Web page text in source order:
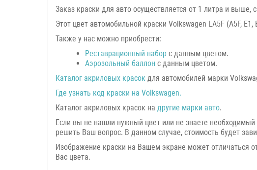
Заказ краски для авто осуществляется от 1 литра и
Этот цвет автомобильной краски Volkswagen LA5F (A5F,
Также у нас можно приобрести:
Реставрационный набор с данным цветом.
Аэрозольный баллон с данным цветом.
Каталог акриловых красок для автомобилей марки
Где узнать код краски на Volkswagen.
Каталог акриловых красок на другие марки авто.
Если вы не нашли нужный цвет или не знаете
решить Ваш вопрос. В данном случае, стоимость будет
Изображение краски на Вашем экране может отличаться
Вас цвета.